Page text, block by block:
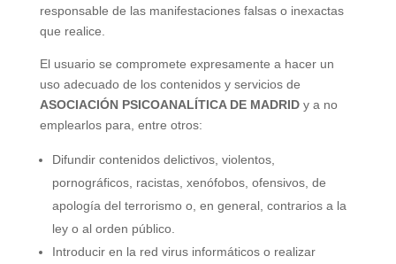
responsable de las manifestaciones falsas o inexactas
que realice.
El usuario se compromete expresamente a hacer un
uso adecuado de los contenidos y servicios de
ASOCIACIÓN PSICOANALÍTICA DE MADRID y a no
emplearlos para, entre otros:
Difundir contenidos delictivos, violentos,
pornográficos, racistas, xenófobos, ofensivos, de
apología del terrorismo o, en general, contrarios a la
ley o al orden público.
Introducir en la red virus informáticos o realizar